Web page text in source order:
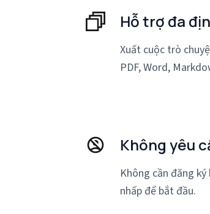
Hỗ trợ đa
Xuất cuộc trò
PDF, Word,
Không yêu
Không cần đăng
nhấp để bắt đầu.